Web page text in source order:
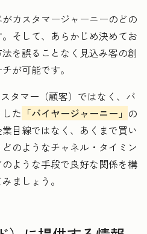
カスタマージャーニーのどの
そして、あらかじめ決めてお
を誤ることなく見込み客の創
が可能です。
タマー（顧客）ではなく、バ
た 「バイヤージャーニー」 の
目線ではなく、あくまで買い
のようなチャネル・タイミン
ような手段で良好な関係を構
ましょう。